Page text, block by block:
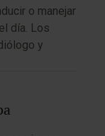
o manejar
día. Los
y